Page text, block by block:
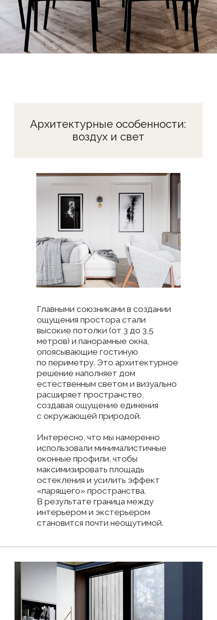
Главными союзниками в создании
ощущения простора стали
высокие потолки (от 3 до 3,5
метров) и панорамные окна,
Интересно, что мы намеренно
использовали минималистичные
«парящего» пространства.
В результате граница между
интерьером и экстерьером
становится почти неощутимой.
Мы продумали каждую деталь, чтобы грамотно
использовать пространство и обеспечить
комфорт будущим жильцам.